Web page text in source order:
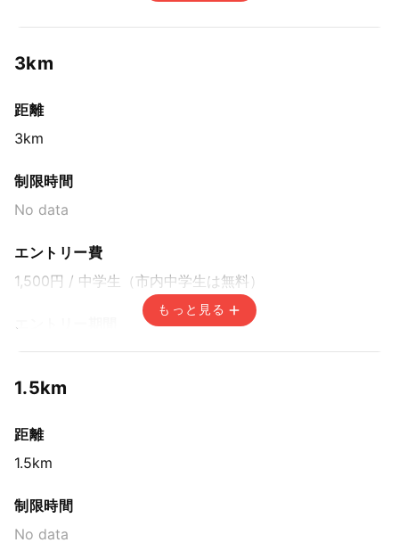
2026年6月1日(月) 0:00〜2026年8月4日(火) 14:59
窓口申込み＋市内小中学生申込み / 先着方式
2026年6月1日(月) 6:00〜2026年7月24日(金) 8:00
市内小中学生は参加料無料のため窓口申込のみの取り扱いとなります
2026年5月31日(日) 15:00〜2026年7月24日(金)
8:00
3km
距離
3km
制限時間
No data
エントリー費
1,500円 / 中学生（市内中学生は無料）
エントリー期間
インターネット申込み / 先着方式
2026年6月1日(月) 6:00〜2026年7月24日(金) 8:00
市内小中学生は参加料無料のため窓口申込のみの取り扱いとなります
赤湯温泉宿泊パックプラン / 先着方式
8:00
市外からの参加者の方へ1泊朝食付き、参加料込みのお得な宿泊パック（一
般、中学生以上：11,500円・小学生：7,000円）
もっと見る
1.5km
距離
1.5km
制限時間
No data